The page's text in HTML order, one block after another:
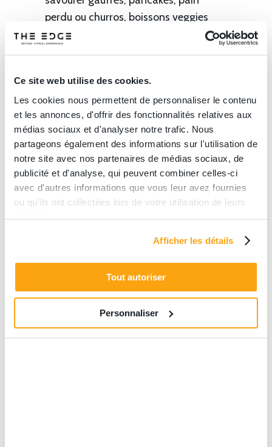
Ce site web utilise des cookies.
Les cookies nous permettent de personnaliser le contenu
et les annonces, d'offrir des fonctionnalités relatives aux
médias sociaux et d'analyser notre trafic. Nous
partageons également des informations sur l'utilisation de
notre site avec nos partenaires de médias sociaux, de
publicité et d'analyse, qui peuvent combiner celles-ci
avec d'autres informations que vous leur avez fournies
ou qu'ils ont collectées lors de votre utilisation de leurs
services.
Afficher les détails
Tout autoriser
Personnaliser
perdu ou churros, boissons veggies
dans une ambiance douce et
Sur la butte Montmartre,
salon de thé plein de charme,à
l’ambiance « comme chez mamie »,
vous met l’eau à la bouche avec son
brunch et ses pâtisseries
entièrement faits maisonet bien
gourmands, avec des options vegan
et sans gluten.
Pour une pause plus luxueuse, direction
célèbre pâtissière championne du
monde, Nina Métayer.